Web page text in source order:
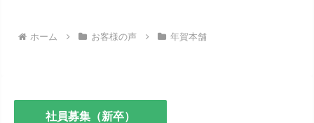
ホーム お客様の声 年賀本舗
社員募集（新卒）